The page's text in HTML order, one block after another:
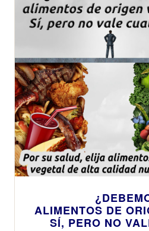
ALIMENTOS DE
SÍ, PERO NO